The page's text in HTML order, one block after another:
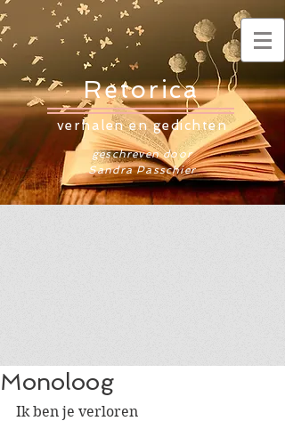
Retorica
verhalen en gedichten
geschreven door
Sandra Passchier
Monoloog
Ik ben je verloren